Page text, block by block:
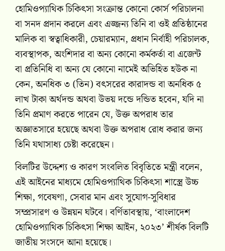
হোমিওপ্যাথিক চিকিৎসা সংক্রান্ত কোনো কোর্স পরিচালনা
বা সনদ প্রদান করলে এবং এজ্জন্য তিনি বা ওই প্রতিষ্ঠানের
মালিক বা স্বত্বাধিকারী, চেয়ারম্যান, প্রধান নির্বাহী পরিচালক,
ব্যবস্থাপক, অংশিদার বা অন্য কোনো কর্মকর্তা বা এজেন্ট
বা প্রতিনিধি বা অন্য যে কোনো নামেই অভিহিত হউক না
কেন, অনধিক ৩ (তিন) বৎসরের কারাদন্ড বা অনধিক ৫
লাখ টাকা অর্থদন্ড অথবা উভয় দন্ডে দন্ডিত হবেন, যদি না
তিনি প্রমাণ করতে পারেন যে, উক্ত অপরাধ তার
অজ্ঞাতসারে হয়েছে অথবা উক্ত অপরাধ রোধ করার জন্য
তিনি যথাসাধ্য চেষ্টা করেছেন।
বিলটির উদ্দেশ্য ও কারণ সংবলিত বিবৃতিতে মন্ত্রী বলেন,
এই আইনের মাধ্যমে হোমিওপ্যাথিক চিকিৎসা শাস্ত্রে উচ্চ
শিক্ষা, গবেষণা, সেবার মান এবং সুযোগ-সুবিধার
সম্প্রসারণ ও উন্নয়ন ঘটবে। বর্ণিতাবস্থায়, ‘বাংলাদেশ
হোমিওপ্যাথিক চিকিৎসা শিক্ষা আইন, ২০২৩’ শীর্ষক বিলটি
জাতীয় সংসদে আনা হয়েছে।